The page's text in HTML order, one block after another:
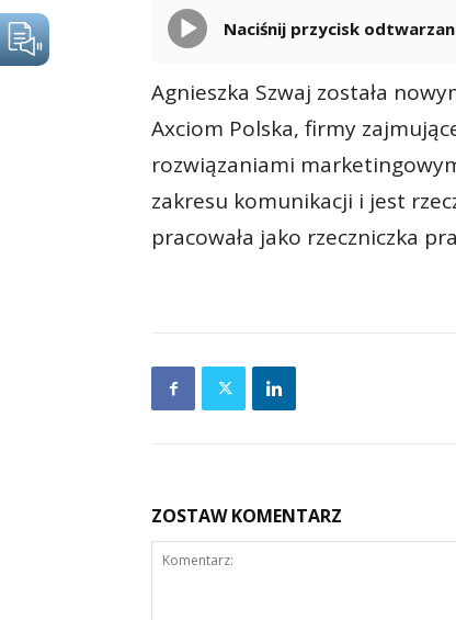
Naciśnij przycisk
Agnieszka Szwaj została
Axciom Polska, firmy
rozwiązaniami
zakresu komunikacji i jest
pracowała jako rzeczniczka
ZOSTAW KOMENTARZ